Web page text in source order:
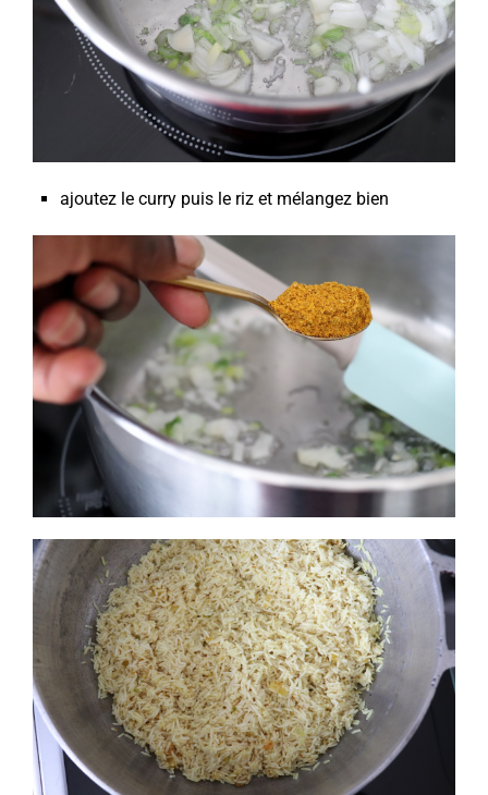
ajoutez le curry puis le riz et mélangez bien